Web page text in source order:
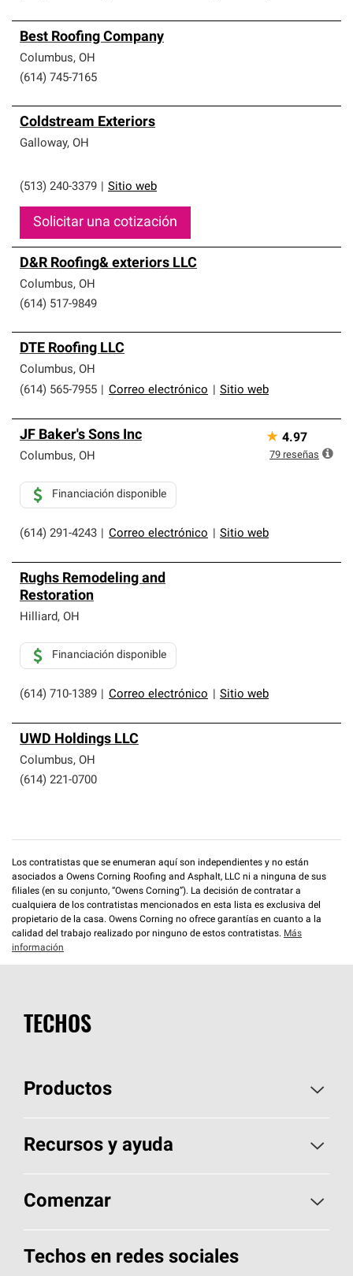
Best Roofing Company
Columbus, OH
(614) 745-7165
Coldstream Exteriors
Galloway, OH
(513) 240-3379 Sitio web
Solicitar una cotización
D&R Roofing& exteriors LLC
Columbus, OH
(614) 517-9849
DTE Roofing LLC
Columbus, OH
(614) 565-7955
Correo electrónico Sitio web
JF Baker's Sons Inc
Columbus, OH
(614) 291-4243 Correo electrónico Sitio web
Financiación disponible
★ 4.97
79 reseñas
Rughs Remodeling and
Restoration
Hilliard, OH
(614) 710-1389 Correo electrónico Sitio web
Financiación disponible
UWD Holdings LLC
Columbus, OH
(614) 221-0700
Los contratistas que se enumeran aquí son independientes y no están
asociados a Owens Corning Roofing and Asphalt, LLC ni a ninguna de sus
filiales (en su conjunto, “Owens Corning”). La decisión de contratar a
cualquiera de los contratistas mencionados en esta lista es exclusiva del
propietario de la casa. Owens Corning no ofrece garantías en cuanto a la
calidad del trabajo realizado por ninguno de estos contratistas. Más
información
TECHOS
Productos
Elija sus tejas
Encuentre un contratista
Componentes para techos
Recursos y ayuda
Aspectos básicos sobre techos
Herramientas de diseño y color
Comenzar
Llame al 1-800-GET-PINK®
Techos en redes sociales